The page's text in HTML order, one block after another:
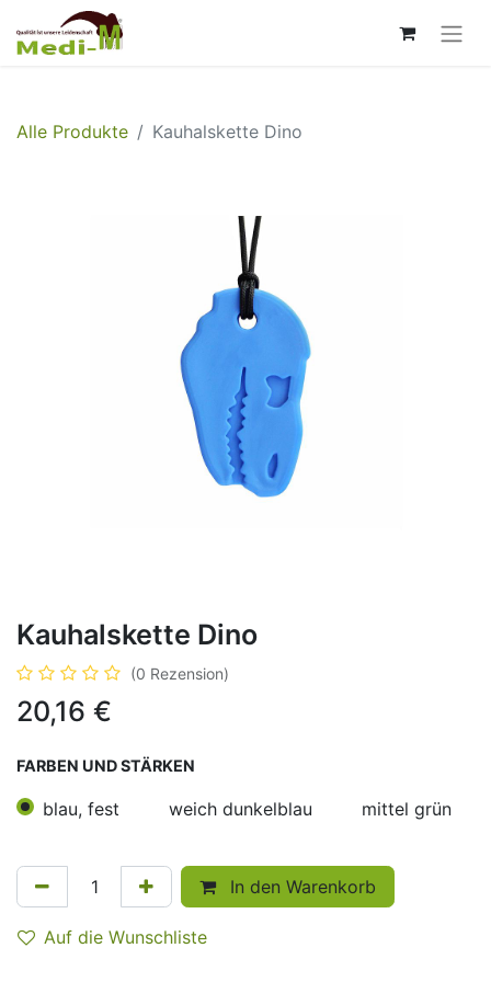
Alle Produkte Kauhalskette Dino
Kauhalskette Dino
(0 Rezension)
20,16 €
FARBEN UND STÄRKEN
blau, fest weich dunkelblau mittel grün
In den Warenkorb
Auf die Wunschliste